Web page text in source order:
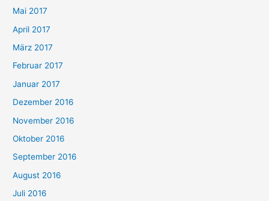
Mai 2017
April 2017
März 2017
Februar 2017
Januar 2017
Dezember 2016
November 2016
Oktober 2016
September 2016
August 2016
Juli 2016